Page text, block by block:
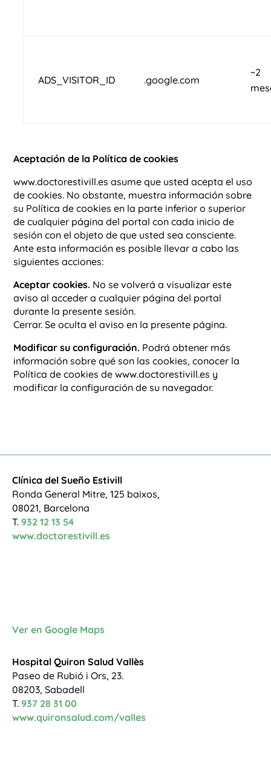
ADS_VISITOR_ID .google.com
~2
Aceptación de la Política de cookies
www.doctorestivill.es asume que usted acepta el uso
de cookies. No obstante, muestra información sobre
su Política de cookies en la parte inferior o superior
de cualquier página del portal con cada inicio de
sesión con el objeto de que usted sea consciente.
Ante esta información es posible llevar a cabo las
siguientes acciones:
Aceptar cookies. No se volverá a visualizar este
aviso al acceder a cualquier página del portal
durante la presente sesión.
Cerrar. Se oculta el aviso en la presente página.
Modificar su configuración. Podrá obtener más
información sobre qué son las cookies, conocer la
Política de cookies de www.doctorestivill.es y
modificar la configuración de su navegador.
Clínica del Sueño Estivill
Ronda General Mitre, 125 baixos,
08021, Barcelona
T. 932 12 13 54
www.doctorestivill.es
Ver en Google Maps
Hospital Quiron Salud Vallès
Paseo de Rubió i Ors, 23.
08203, Sabadell
T. 937 28 31 00
www.quironsalud.com/valles